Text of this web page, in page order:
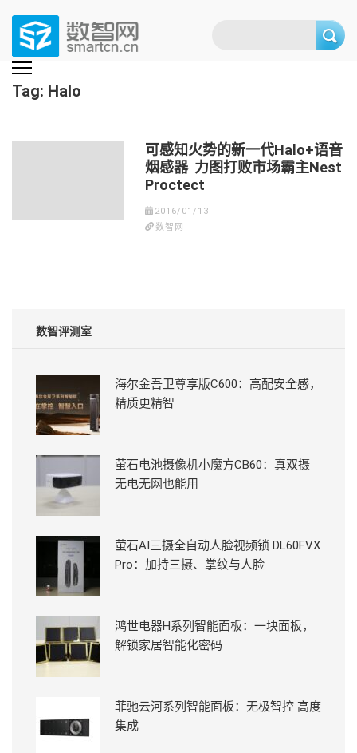
content
(Press
enter)
数智网
智能家居第一资讯门户 | 智能家居系统，智能家居产品，智能家居解决方
Tag: Halo
可感知火势的新一代Halo+语音
烟感器 力图打败市场霸主Nest
Proctect
2016/01/13
数智网
数智评测室
海尔金吾卫尊享版C600：高配安全感，
精质更精智
萤石电池摄像机小魔方CB60：真双摄
无电无网也能用
萤石AI三摄全自动人脸视频锁 DL60FVX
Pro：加持三摄、掌纹与人脸
鸿世电器H系列智能面板：一块面板，
解锁家居智能化密码
菲驰云河系列智能面板：无极智控 高度
集成